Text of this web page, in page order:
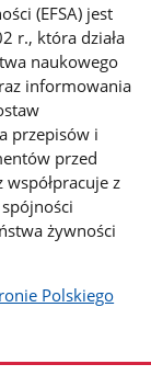
(EFSA) jest
r., która działa
naukowego
informowania
przepisów i
przed
z
żywności
Polskiego